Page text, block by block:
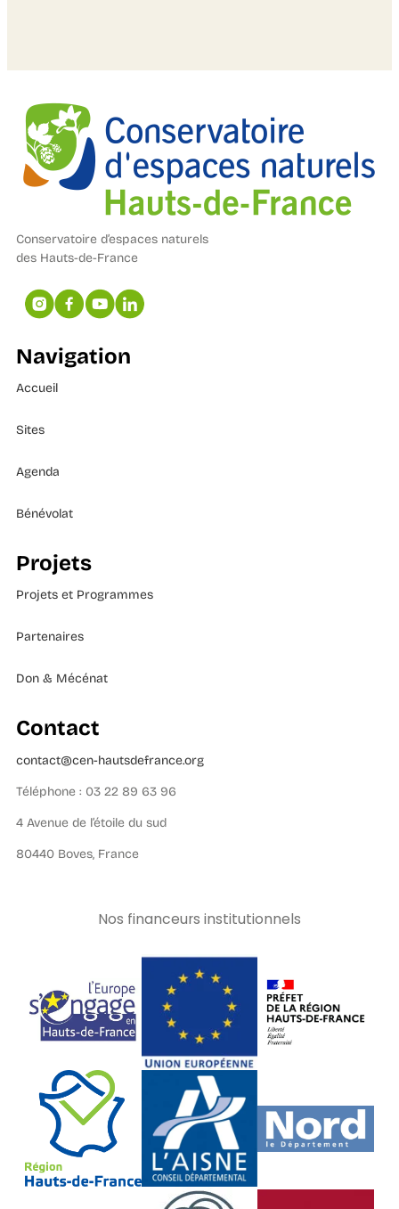
Conservatoire d’espaces naturels
des Hauts-de-France
Navigation
Accueil
Sites
Agenda
Bénévolat
Projets
Projets et Programmes
Partenaires
Don & Mécénat
Contact
contact@cen-hautsdefrance.org
Téléphone : 03 22 89 63 96
4 Avenue de l’étoile du sud
80440 Boves, France
Nos financeurs institutionnels